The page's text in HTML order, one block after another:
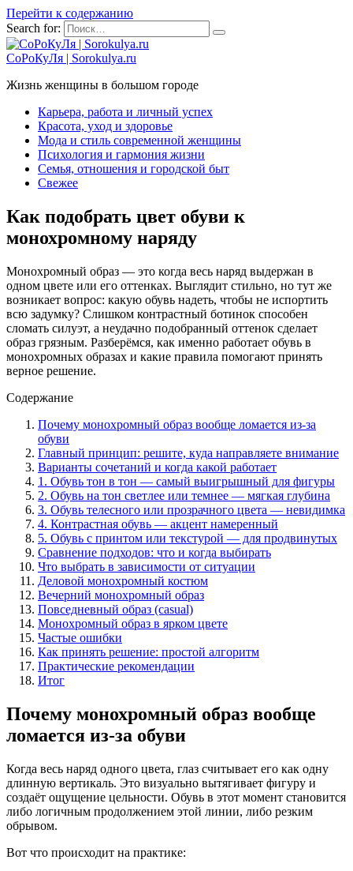
Перейти к содержанию
Search for:
СоРоКуЛя | Sorokulya.ru
Жизнь женщины в большом городе
Карьера, работа и личный успех
Красота, уход и здоровье
Мода и стиль современной женщины
Психология и гармония жизни
Семья, отношения и городской быт
Свежее
Как подобрать цвет обуви к
монохромному наряду
Монохромный образ — это когда весь наряд выдержан в
одном цвете или его оттенках. Выглядит стильно, но тут же
возникает вопрос: какую обувь надеть, чтобы не испортить
всю задумку? Слишком контрастный ботинок способен
сломать силуэт, а неудачно подобранный оттенок сделает
образ грязным. Разберёмся, как именно работает обувь в
монохромных образах и какие правила помогают принять
верное решение.
Содержание
Почему монохромный образ вообще ломается из-за
обуви
Главный принцип: решите, куда направляете внимание
Варианты сочетаний и когда какой работает
1. Обувь тон в тон — самый выигрышный для фигуры
2. Обувь на тон светлее или темнее — мягкая глубина
3. Обувь телесного или прозрачного цвета — невидимка
4. Контрастная обувь — акцент намеренный
5. Обувь с принтом или текстурой — для продвинутых
Сравнение подходов: что и когда выбирать
Что выбрать в зависимости от ситуации
Деловой монохромный костюм
Вечерний монохромный образ
Повседневный образ (casual)
Монохромный образ в ярком цвете
Частые ошибки
Как принять решение: простой алгоритм
Практические рекомендации
Итог
Почему монохромный образ вообще
ломается из-за обуви
Когда весь наряд одного цвета, глаз считывает его как одну
длинную вертикаль. Это визуально вытягивает фигуру и
создаёт ощущение цельности. Обувь в этот момент становится
либо логичным продолжением этой линии, либо резким
обрывом.
Вот что происходит на практике: